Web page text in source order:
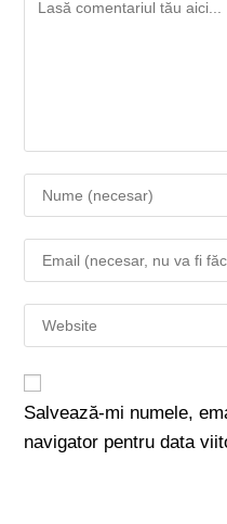
Salvează-mi numele,
navigator pentru data